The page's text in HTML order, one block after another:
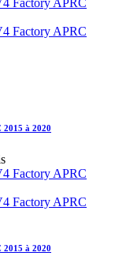
2015 à 2020
2015 à 2020